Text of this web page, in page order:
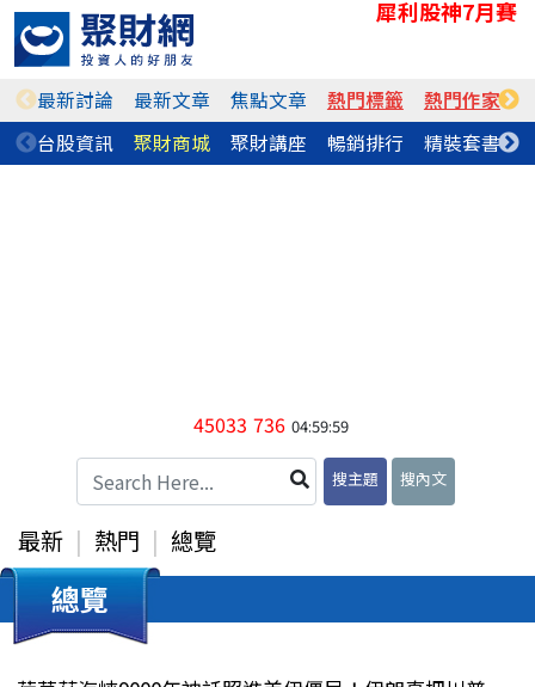
犀利股神7月賽
最新討論 最新文章 焦點文章 熱門標籤 熱門作家
台股資訊
聚財商城 聚財講座 暢銷排行 精裝套書
45033 736 04:59:59
搜主題 搜內文
最新 熱門 總覽
總覽